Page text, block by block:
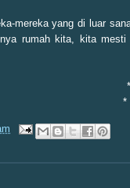
mereka yang di luar
rumah kita, kita
*
*